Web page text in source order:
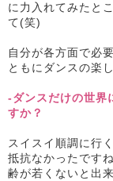
に力入れてみたと
て(笑)
自分が各方面で必
ともにダンスの楽
-ダンスだけの世界
すか？
スイスイ順調に行
抵抗なかったです
齢が若くないと出